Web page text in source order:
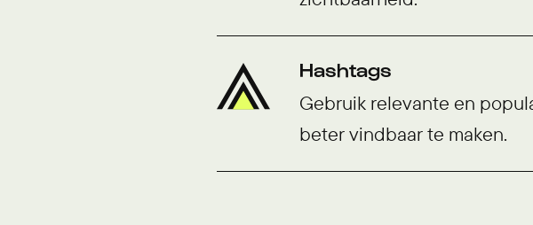
Hashtags
Gebruik relevante en
beter vindbaar te maken.